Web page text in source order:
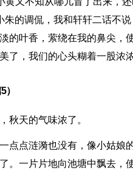
朱的调侃，我和轩轩二话不
的叶香，萦绕在我的鼻尖，
了，我们的心头糊着一股
秋天的气味浓了。
点点涟漪也没有，像小姑娘
。一片片地向池塘中飘去，